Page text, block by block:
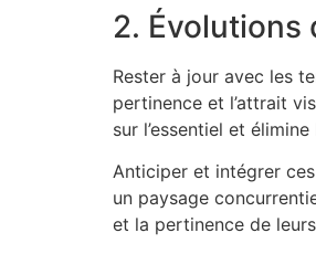
2. Évolutions
Rester à jour avec les
pertinence et l’attrait
sur l’essentiel et
Anticiper et intégrer
un paysage
et la pertinence de